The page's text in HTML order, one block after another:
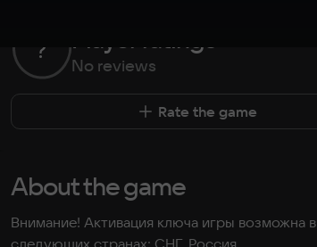
? Player ratings
No reviews
Rate the game
About the game
Внимание! Активация ключа игры возможна в
следующих странах: СНГ, Россия